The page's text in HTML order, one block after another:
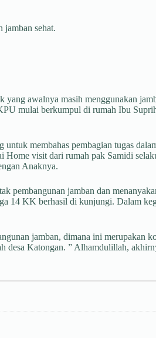
sehat.
awalnya masih menggunakan
mulai berkumpul di rumah Ibu
membahas pembagian tugas
visit dari rumah pak Samidi
Anaknya.
pembangunan jamban dan
KK berhasil di kunjungi. Dalam
jamban, dimana ini
Katongan. ” Alhamdulillah,